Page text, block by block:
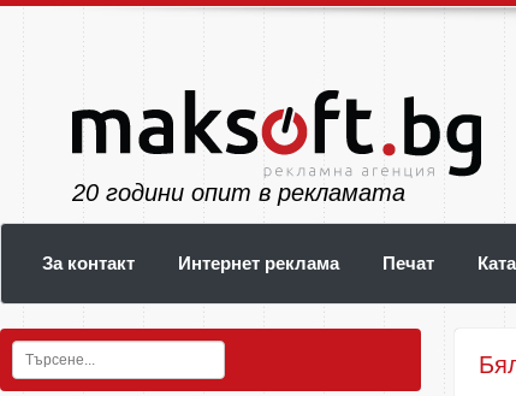
23 години опит в рекламата
За контакт Интернет реклама Печат